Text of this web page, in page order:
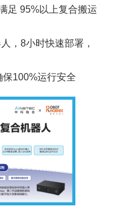
足 95%以上复合搬运
，8小时快速部署，
保100%运行安全